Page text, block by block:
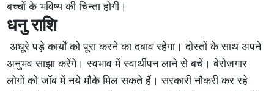
बच्चों के भविष्य की चिन्ता होगी।
धनु राशि
अधूरे पड़े कार्यों को पूरा करने का दबाव रहेगा। दोस्तों के साथ अपने
अनुभव साझा करेंगे। स्वभाव में स्वार्थीपन लाने से बचें। बेरोजगार
लोगों को जॉब में नये मौके मिल सकते हैं। सरकारी नौकरी कर रहे